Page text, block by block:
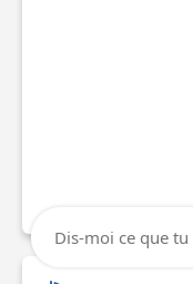
Dis-moi ce que